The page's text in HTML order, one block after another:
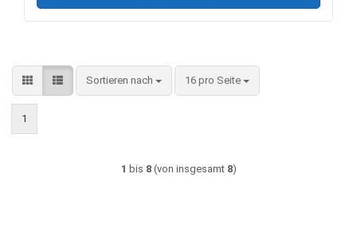
Sortieren nach
Sortieren nach 16 pro Seite
pro Seite
1
1 bis 8(von insgesamt 8)